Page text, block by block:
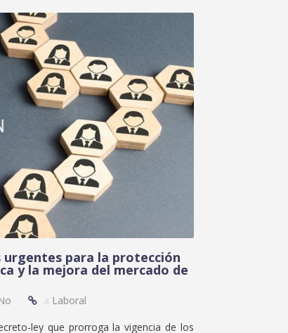
urgentes para la protección
y la mejora del mercado de
a Laboral
ley que prorroga la vigencia de los